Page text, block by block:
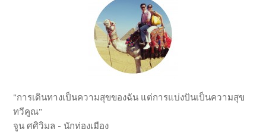
"การเดินทางเป็นความสุขของฉัน แต่การแบ่งปันเป็นความสุข
ทวีคูณ"
จูน ศศิวิมล - นักท่องเมือง